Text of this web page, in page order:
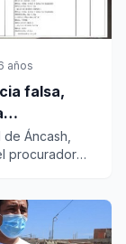
años
falsa,
de Áncash,
procurador